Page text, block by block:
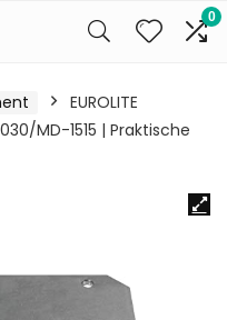
0
EUROLITE
MD-1515 | Praktische